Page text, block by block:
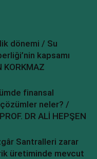
dönemi / Su
kapsamı
KORKMAZ
finansal
neler? /
DR ALİ HEPŞEN
Santralleri zarar
üretiminde mevcut